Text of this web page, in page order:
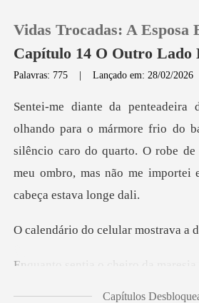
Loja
Sair
Vidas Trocadas: A Esposa
Capítulo 14 O Outro Lado
Palavras: 775 |Lançado em: 28/02/2026
o do
silêncio caro do quarto. O robe de
lular mostrava a d
cheiro da maresia
Capítulos